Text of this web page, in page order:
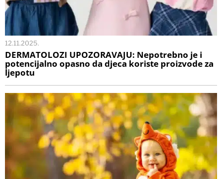
12.11.2025.
DERMATOLOZI UPOZORAVAJU: Nepotrebno je i
potencijalno opasno da djeca koriste proizvode za
ljepotu